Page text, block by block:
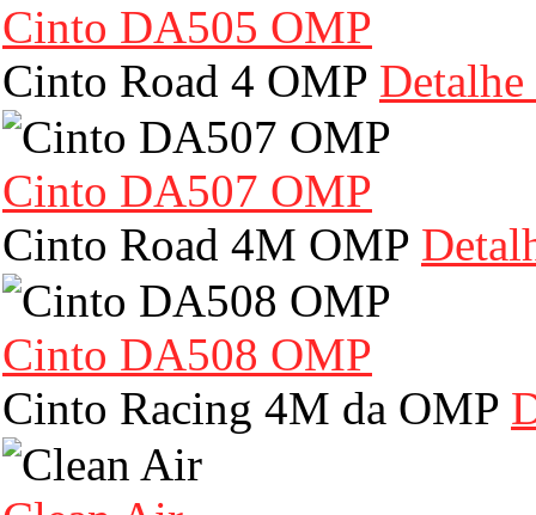
Cinto DA505 OMP
Cinto Road 4 OMP
Cinto DA507 OMP
Cinto Road 4M OMP
Cinto DA508 OMP
Cinto Racing 4M da OMP